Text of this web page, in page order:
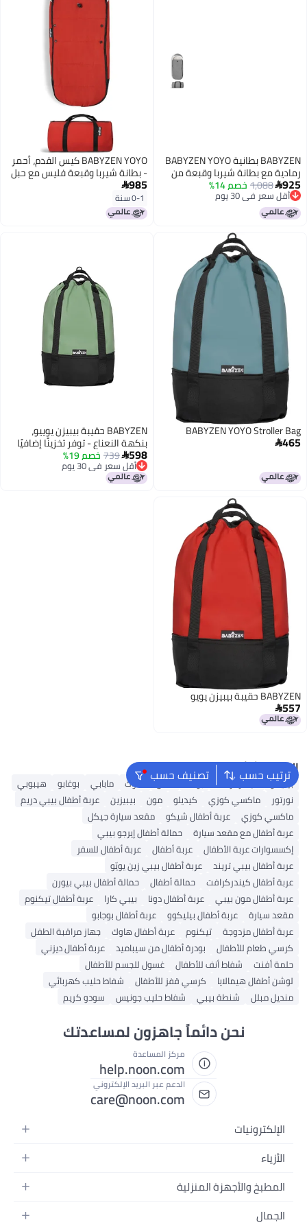
BABYZEN بطانية BABYZEN YOYO
رمادية مع بطانة شيربا وقبعة من
الفليس مع حبل لسحبها للحفاظ على
دفء الطفل تشمل حقيبة حمل قابلة
للغسل في الغسالة
925
1,088خصم 14%
أقل سعر في 30 يوم
أقل سعر في 30 يوم
BABYZEN YOYO كيس القدم، أحمر
- بطانة شيربا وقبعة فليس مع حبل
شد للحفاظ على دفء الطفل -
يتضمن حقيبة حمل - قابل للغسل
في الغسالة
985
0-1 سنة
BABYZEN YOYO Stroller Bag
465
BABYZEN حقيبة بيبيزن يوييو،
بنكهة النعناع - توفر تخزينًا إضافيًا
وقويًا لعربة يوييو - تشمل قاعدة
العجلة والخطافات
598
739 خصم 19%
أقل سعر في 30 يوم
أقل سعر في 30 يوم
BABYZEN حقيبة بيبيزن يويو
557
ترتيب حسب تصنيف حسب البحث الشائع
بيليكو كيندركرافت بوكلا ماس هاوك مابابي بوغابو
هيبوبي
نورتور
ماكسي كوزي كيديلو مون بيبيزين
عربة أطفال بيبي دريم
ماكسي كوزي
عربة أطفال شيكو
مقعد سيارة جيكل
عربة أطفال مع مقعد سيارة
حمالة أطفال إيرجو بيبي
إكسسوارات عربة الأطفال
عربة أطفال
عربة أطفال للسفر
عربة أطفال بيبي تريند
عربة أطفال بيبي زين يويّو
عربة أطفال كيندركرافت
حمالة أطفال
حمالة أطفال بيبي بيورن
عربة أطفال مون بيبي
عربة أطفال دونا بيبي كارا
عربة أطفال تيكنوم
مقعد سيارة
عربة أطفال بيليكوو
عربة أطفال بوجابو
عربة أطفال مزدوجة
تيكنوم عربة أطفال هاوك
جهاز مراقبة الطفل
كرسي طعام للأطفال
بودرة أطفال من سيباميد
عربة أطفال ديزني
حلمة أفنت
شفاط أنف للأطفال
غسول للجسم للأطفال
لوشن أطفال هيمالايا
كرسي قفز للأطفال
شفاط حليب كهربائي
منديل مبلل
شنطة بيبي شفاط حليب جونيس سودو كريم
نحن دائماً جاهزون لمساعدتك
مركز المساعدة
help.noon.com
الدعم عبر البريد الإلكتروني
care@noon.com
الإلكترونيات
الهواتف المتحركة
أجهزة الكمبيوتر المحمولة
التلفزيونات
الأزياء
أحذية رياضية رجالية
الساعات
المطبخ والأجهزة المنزلية
الأجهزة الكبيرة
الجمال